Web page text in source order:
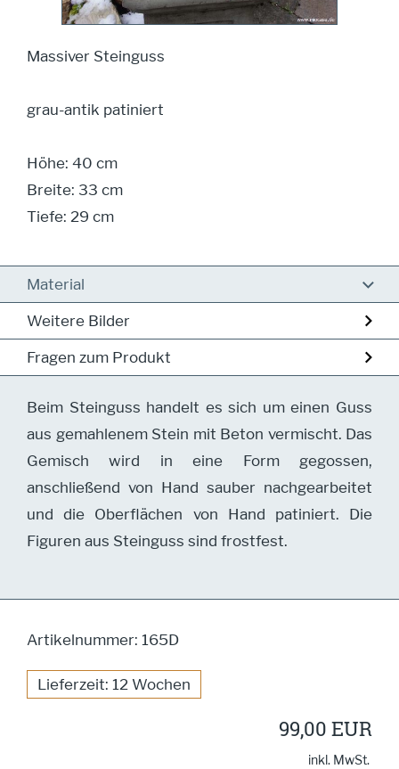
Massiver Steinguss
grau-antik patiniert
Höhe: 40 cm
Breite: 33 cm
Tiefe: 29 cm
Material
Weitere Bilder
Fragen zum Produkt
Beim Steinguss handelt es sich um einen Guss
aus gemahlenem Stein mit Beton vermischt. Das
Gemisch wird in eine Form gegossen,
anschließend von Hand sauber nachgearbeitet
und die Oberflächen von Hand patiniert. Die
Figuren aus Steinguss sind frostfest.
Artikelnummer: 165D
Lieferzeit: 12 Wochen
99,00 EUR
inkl. MwSt.